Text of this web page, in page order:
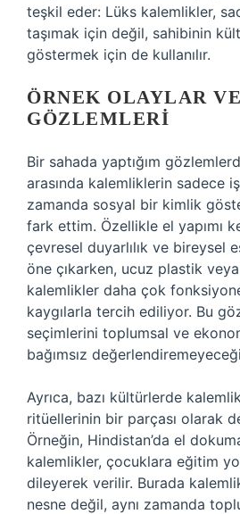
teşkil eder: Lüks kalemlikler,
taşımak için değil, sahibinin
göstermek için de kullanılır.
ÖRNEK OLAYLAR
GÖZLEMLERI
Bir sahada yaptığım
arasında kalemliklerin sadece
zamanda sosyal bir kimlik
fark ettim. Özellikle el yapımı
çevresel duyarlılık ve bireysel
öne çıkarken, ucuz plastik
kalemlikler daha çok
kaygılarla tercih ediliyor. Bu
seçimlerini toplumsal ve
bağımsız
Ayrıca, bazı kültürlerde
ritüellerinin bir parçası olarak
Örneğin, Hindistan’da el
kalemlikler, çocuklara eğitim
dileyerek verilir. Burada
nesne değil, aynı zamanda